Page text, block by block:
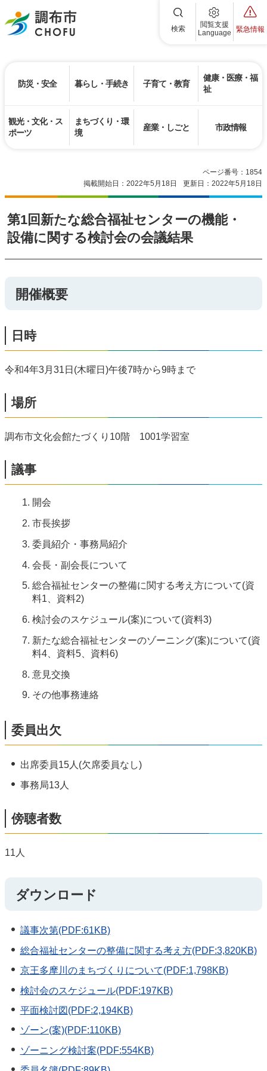
調布市 検索
閲覧支援
Language
緊急情報
防災・安全 暮らし・手続き 子育て・教育
健康・医療・福
祉
観光・文化・ス
ポーツ
まちづくり・環
境
産業・しごと 市政情報
ページ番号：1854
掲載開始日：2022年5月18日
更新日：2022年5月18日
第1回新たな総合福祉センターの機能・
設備に関する検討会の会議結果
開催概要
日時
令和4年3月31日(木曜日)午後7時から9時まで
場所
調布市文化会館たづくり10階 1001学習室
議事
開会
市長挨拶
委員紹介・事務局紹介
会長・副会長について
総合福祉センターの整備に関する考え方について(資
料1、資料2)
検討会のスケジュール(案)について(資料3)
新たな総合福祉センターのゾーニング(案)について(資
料4、資料5、資料6)
意見交換
その他事務連絡
委員出欠
出席委員15人(欠席委員なし)
事務局13人
傍聴者数
11人
ダウンロード
議事次第(PDF:61KB)
総合福祉センターの整備に関する考え方(PDF:3,820KB)
京王多摩川のまちづくりについて(PDF:1,798KB)
検討会のスケジュール(PDF:197KB)
平面検討図(PDF:2,194KB)
ゾーン(案)(PDF:110KB)
ゾーニング検討案(PDF:554KB)